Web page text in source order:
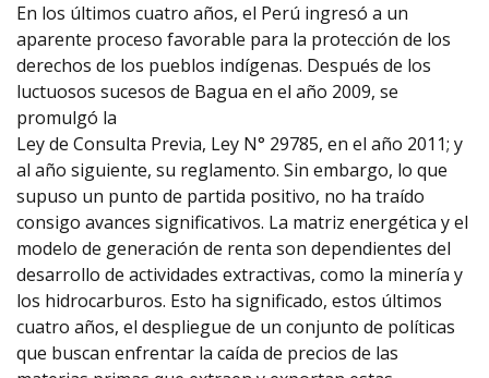
En los últimos cuatro años, el Perú ingresó a un
aparente proceso favorable para la protección de los
derechos de los pueblos indígenas. Después de los
luctuosos sucesos de Bagua en el año 2009, se
promulgó la
Ley de Consulta Previa, Ley N° 29785, en el año 2011; y
al año siguiente, su reglamento. Sin embargo, lo que
supuso un punto de partida positivo, no ha traído
consigo avances significativos. La matriz energética y el
modelo de generación de renta son dependientes del
desarrollo de actividades extractivas, como la minería y
los hidrocarburos. Esto ha significado, estos últimos
cuatro años, el despliegue de un conjunto de políticas
que buscan enfrentar la caída de precios de las